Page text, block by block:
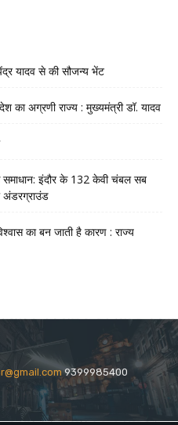
यादव से की सौजन्य भेंट
का अग्रणी राज्य : मुख्यमंत्री डॉ. यादव
समाधान: इंदौर के 132 केवी चंबल सब
अंडरग्राउंड
का बन जाती है कारण : राज्य
9399985400